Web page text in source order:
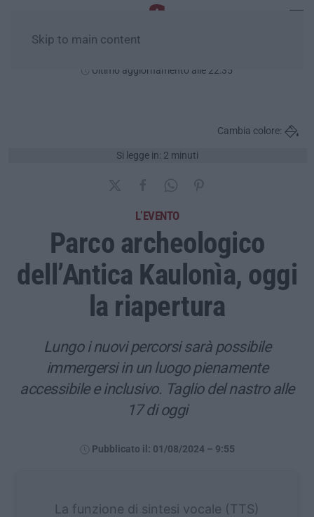
Skip to main content
Ultimo aggiornamento alle 22:35
Si legge in: 2 minuti
Cambia colore:
L’EVENTO
Parco archeologico
dell’Antica Kaulonìa, oggi
la riapertura
Lungo i nuovi percorsi sarà possibile
immergersi in un luogo pienamente
accessibile e inclusivo. Taglio del nastro alle
17 di oggi
Pubblicato il: 01/08/2024 – 9:55
La funzione di sintesi vocale (TTS)